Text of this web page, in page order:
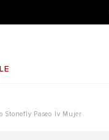
Stonefly Paseo Iv Mujer